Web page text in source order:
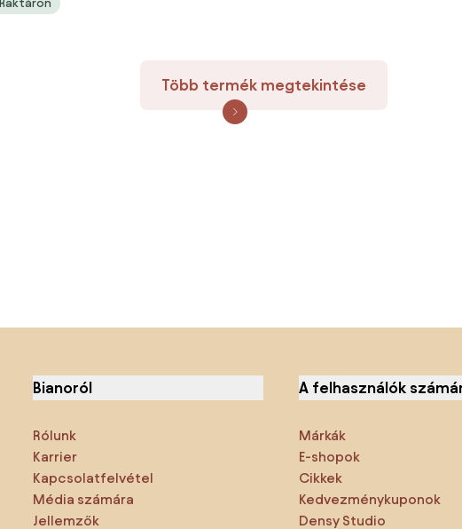
Raktáron
Több termék megtekintése
Bianoról
Rólunk
Karrier
Kapcsolatfelvétel
Média számára
Jellemzők
A felhasználók
Márkák
E-shopok
Cikkek
Kedvezménykuponok
Densy Studio